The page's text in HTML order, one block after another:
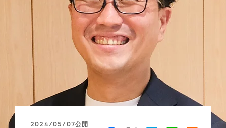
2024/05/07公開